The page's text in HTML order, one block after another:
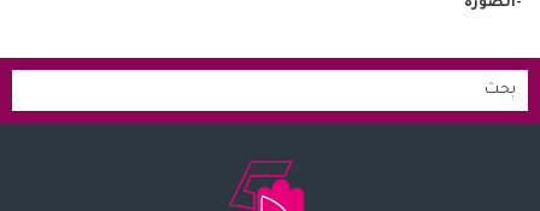
-الصورة